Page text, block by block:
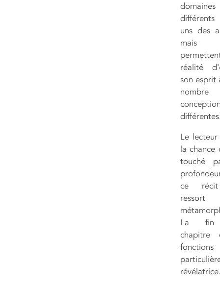
domaines
uns des
mais
réalité
son esprit
Le
la chance
touché
ce
ressort
La
chapitre
fonctions